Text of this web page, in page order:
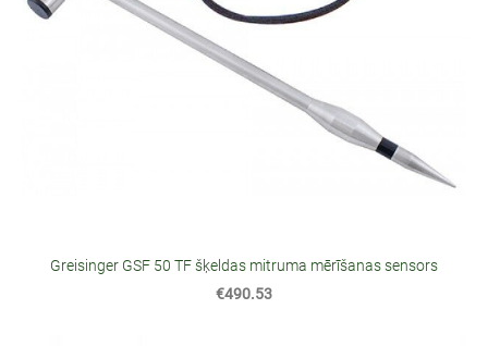
Greisinger GSF 50 TF šķeldas mitruma mērīšanas sensors
€490.53